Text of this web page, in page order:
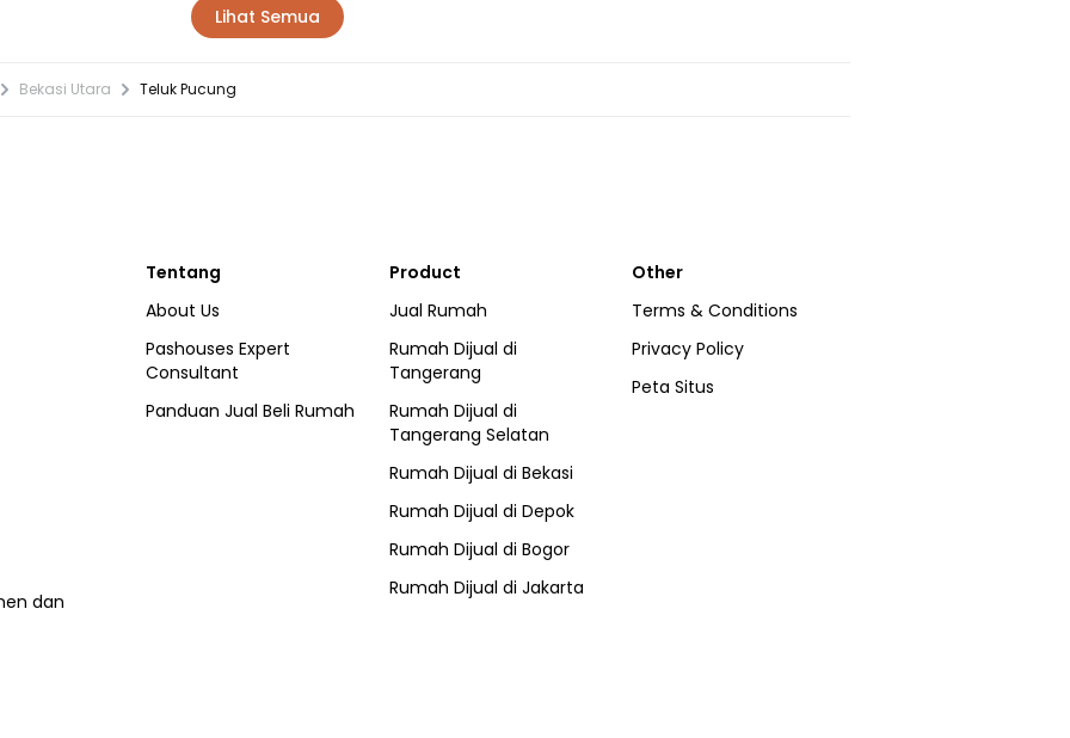
Lihat Semua
Bekasi Utara Teluk Pucung
dan
Tentang
About Us
Pashouses Expert
Consultant
Panduan Jual Beli Rumah
Product
Jual Rumah
Rumah Dijual di
Tangerang
Rumah Dijual di
Tangerang Selatan
Rumah Dijual di Bekasi
Rumah Dijual di Depok
Rumah Dijual di Bogor
Rumah Dijual di Jakarta
Other
Terms & Conditions
Privacy Policy
Peta Situs